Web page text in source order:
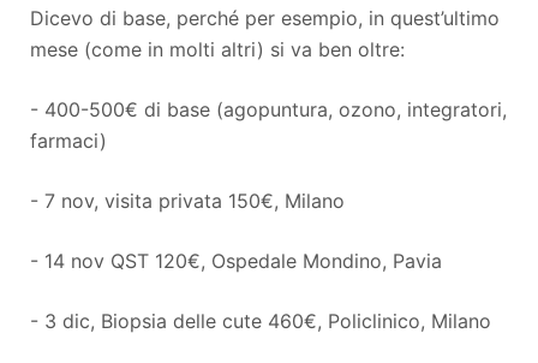
Dicevo di base, perché per esempio, in quest’ultimo
mese (come in molti altri) si va ben oltre:
- 400-500€ di base (agopuntura, ozono, integratori,
farmaci)
- 7 nov, visita privata 150€, Milano
- 14 nov QST 120€, Ospedale Mondino, Pavia
- 3 dic, Biopsia delle cute 460€, Policlinico, Milano